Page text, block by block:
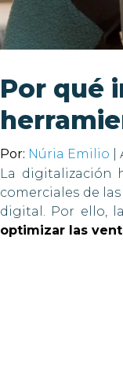
Por qué
Por: Núria Emilio |
La digitalización
comerciales de
digital. Por ello,
optimizar las